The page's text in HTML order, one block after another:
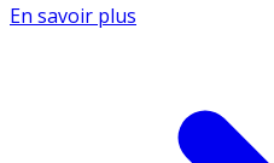
En savoir plus